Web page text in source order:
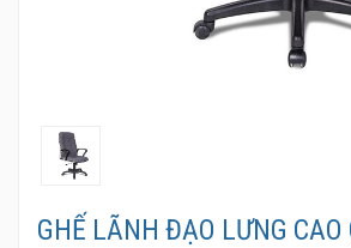
GHẾ LÃNH ĐẠO LƯNG CAO